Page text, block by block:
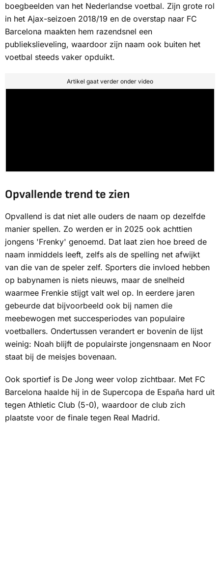
boegbeelden van het Nederlandse voetbal. Zijn grote rol
in het Ajax-seizoen 2018/19 en de overstap naar FC
Barcelona maakten hem razendsnel een
publiekslieveling, waardoor zijn naam ook buiten het
voetbal steeds vaker opduikt.
Artikel gaat verder onder video
Opvallende trend te zien
Opvallend is dat niet alle ouders de naam op dezelfde
manier spellen. Zo werden er in 2025 ook achttien
jongens 'Frenky' genoemd. Dat laat zien hoe breed de
naam inmiddels leeft, zelfs als de spelling net afwijkt
van die van de speler zelf. Sporters die invloed hebben
op babynamen is niets nieuws, maar de snelheid
waarmee Frenkie stijgt valt wel op. In eerdere jaren
gebeurde dat bijvoorbeeld ook bij namen die
meebewogen met succesperiodes van populaire
voetballers. Ondertussen verandert er bovenin de lijst
weinig: Noah blijft de populairste jongensnaam en Noor
staat bij de meisjes bovenaan.
Ook sportief is De Jong weer volop zichtbaar. Met FC
Barcelona haalde hij in de Supercopa de España hard uit
tegen Athletic Club (5-0), waardoor de club zich
plaatste voor de finale tegen Real Madrid.